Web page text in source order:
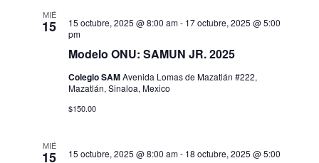
y
a
n
t
MIÉ
15
Modelo ONU: SAMUN JR. 2025
15 octubre, 2025 @ 8:00 am- 17 octubre, 2025 @ 5:00
pm
Colegio SAMAvenida Lomas de Mazatlán #222,
Mazatlán, Sinaloa, Mexico
$150.00
MIÉ
15 15 octubre, 2025 @ 8:00 am- 18 octubre, 2025 @ 5:00